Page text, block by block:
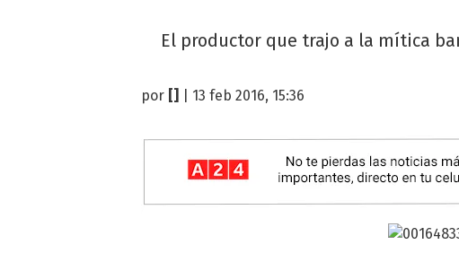
El productor que trajo a la mítica
por | 13 feb 2016, 15:36